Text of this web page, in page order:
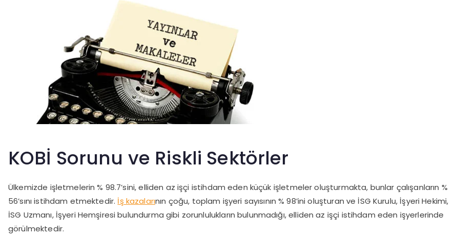
KOBİ Sorunu ve Riskli Sektörler
Ülkemizde işletmelerin % 98.7’sini, elliden az işçi istihdam eden küçük işletmeler oluşturmakta, bunlar çalışanların %
56’sını istihdam etmektedir. İş kazalarının çoğu, toplam işyeri sayısının % 98’ini oluşturan ve İSG Kurulu, İşyeri Hekimi,
İSG Uzmanı, İşyeri Hemşiresi bulundurma gibi zorunlulukların bulunmadığı, elliden az işçi istihdam eden işyerlerinde
görülmektedir.